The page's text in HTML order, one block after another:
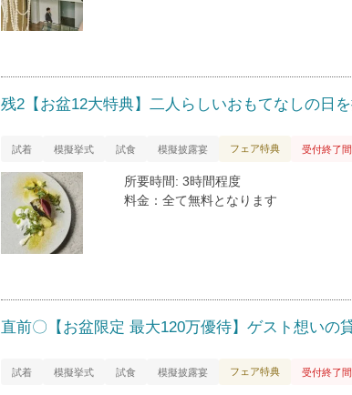
残2【お盆12大特典】二人らしいおもてなしの日
試着 模擬挙式 試食 模擬披露宴 フェア特典 受付終了
所要時間: 3時間程度
料金：全て無料となります
直前〇【お盆限定 最大120万優待】ゲスト想いの
試着 模擬挙式 試食 模擬披露宴 フェア特典 受付終了